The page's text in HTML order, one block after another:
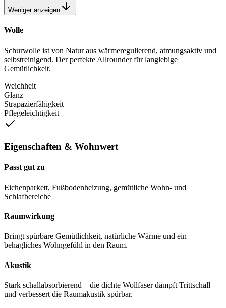
Weniger anzeigen
Wolle
Schurwolle ist von Natur aus wärmeregulierend, atmungsaktiv und
selbstreinigend. Der perfekte Allrounder für langlebige
Gemütlichkeit.
Weichheit
Glanz
Strapazierfähigkeit
Pflegeleichtigkeit
Eigenschaften & Wohnwert
Passt gut zu
Eichenparkett, Fußbodenheizung, gemütliche Wohn- und
Schlafbereiche
Raumwirkung
Bringt spürbare Gemütlichkeit, natürliche Wärme und ein
behagliches Wohngefühl in den Raum.
Akustik
Stark schallabsorbierend – die dichte Wollfaser dämpft Trittschall
und verbessert die Raumakustik spürbar.